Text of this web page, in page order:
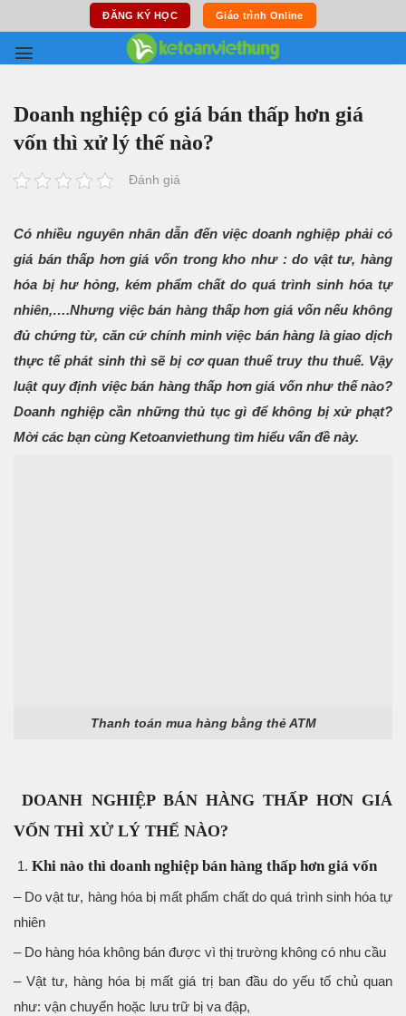
content
ĐĂNG KÝ HỌC Giáo trình Online
Doanh nghiệp có giá bán thấp hơn giá
vốn thì xử lý thế nào?
Đánh giá
Có nhiều nguyên nhân dẫn đến việc doanh nghiệp phải có
giá bán thấp hơn giá vốn trong kho như : do vật tư, hàng
hóa bị hư hỏng, kém phẩm chất do quá trình sinh hóa tự
nhiên,….Nhưng việc bán hàng thấp hơn giá vốn nếu không
đủ chứng từ, căn cứ chính minh việc bán hàng là giao dịch
thực tế phát sinh thì sẽ bị cơ quan thuế truy thu thuế. Vậy
luật quy định việc bán hàng thấp hơn giá vốn như thế nào?
Doanh nghiệp cần những thủ tục gì để không bị xử phạt?
Mời các bạn cùng Ketoanviethung tìm hiểu vấn đề này.
Thanh toán mua hàng bằng thẻ ATM
DOANH NGHIỆP BÁN HÀNG THẤP HƠN GIÁ
VỐN THÌ XỬ LÝ THẾ NÀO?
Khi nào thì doanh nghiệp bán hàng thấp hơn giá vốn
– Do vật tư, hàng hóa bị mất phẩm chất do quá trình sinh hóa tự
nhiên
– Do hàng hóa không bán được vì thị trường không có nhu cầu
– Vật tư, hàng hóa bị mất giá trị ban đầu do yếu tố chủ quan
như: vận chuyển hoặc lưu trữ bị va đập,